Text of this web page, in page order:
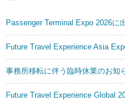
Passenger Terminal Expo 2026に
Future Travel Experience Asia
事務所移転に伴う臨時休業のお知
Future Travel Experience Global